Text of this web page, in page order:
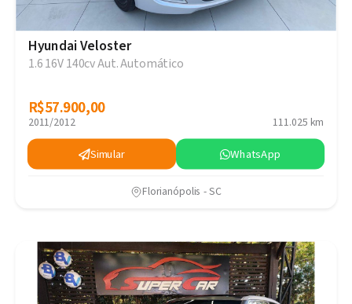
Hyundai Veloster
1.6 16V 140cv Aut. Automático
R$57.900,00
R$57.900,00
2011/2012 111.025 km
Simular WhatsApp
Florianópolis - SC